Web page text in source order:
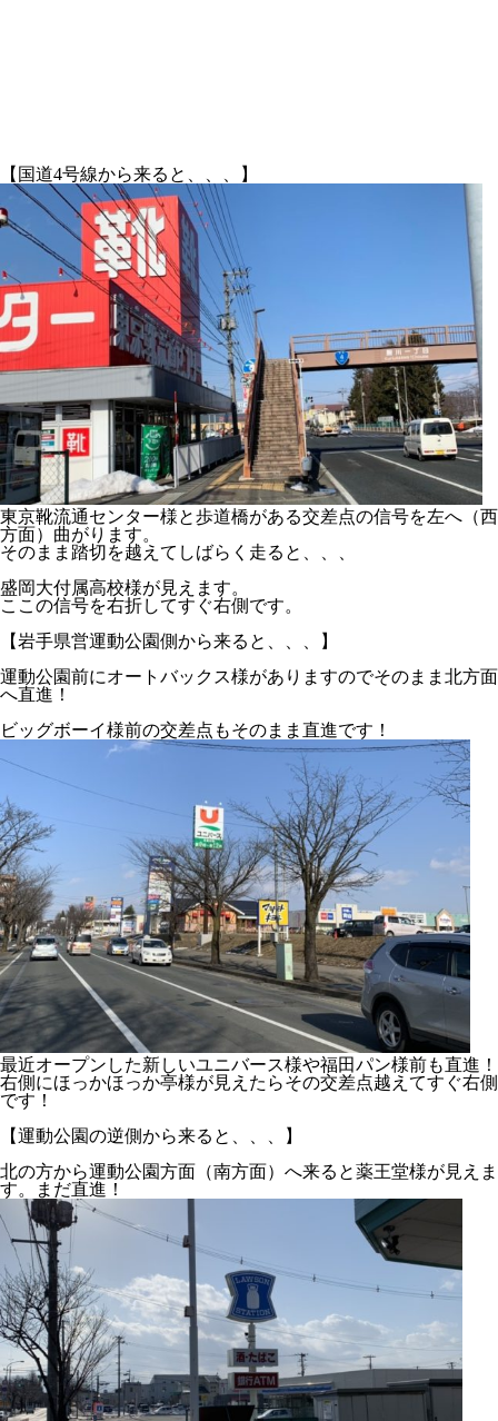
【国道4号線から来ると、、、】
東京靴流通センター様と歩道橋がある交差点の信号を左へ（西
方面）曲がります。
そのまま踏切を越えてしばらく走ると、、、
盛岡大付属高校様が見えます。
ここの信号を右折してすぐ右側です。
【岩手県営運動公園側から来ると、、、】
運動公園前にオートバックス様がありますのでそのまま北方面
へ直進！
ビッグボーイ様前の交差点もそのまま直進です！
最近オープンした新しいユニバース様や福田パン様前も直進！
右側にほっかほっか亭様が見えたらその交差点越えてすぐ右側
です！
【運動公園の逆側から来ると、、、】
北の方から運動公園方面（南方面）へ来ると薬王堂様が見えま
す。まだ直進！